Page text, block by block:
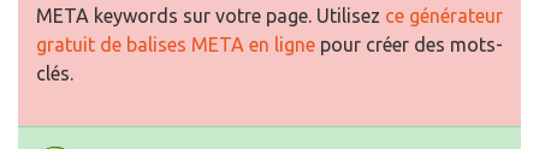
META keywords sur votre page. Utilisez ce générateur
gratuit de balises META en ligne pour créer des mots-
clés.